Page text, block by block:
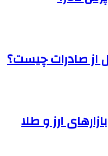
از صادرات چیست؟
ارز و طلا